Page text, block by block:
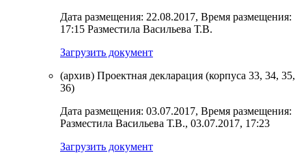
Дата размещения: 22.08.2017, Время размещения:
17:15 Разместила Васильева Т.В.
Загрузить документ
(архив) Проектная декларация (корпуса 33, 34, 35,
36)
Дата размещения: 03.07.2017, Время размещения:
Разместила Васильева Т.В., 03.07.2017, 17:23
Загрузить документ